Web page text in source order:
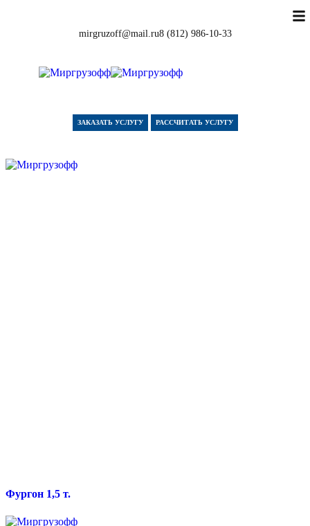
8 (812) 986-10-33
mirgruzoff@mail.ru
ЗАКАЗАТЬ УСЛУГУ РАССЧИТАТЬ УСЛУГУ
Фургон 1,5 т.